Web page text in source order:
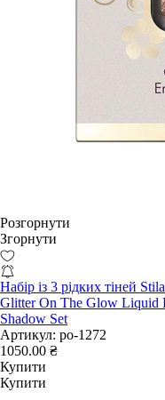
Розгорнути
Згорнути
Набір із 3 рідких тіней
Glitter On The Glow Liquid
Shadow Set
Артикул: po-1272
1050.00 ₴
Купити
Купити